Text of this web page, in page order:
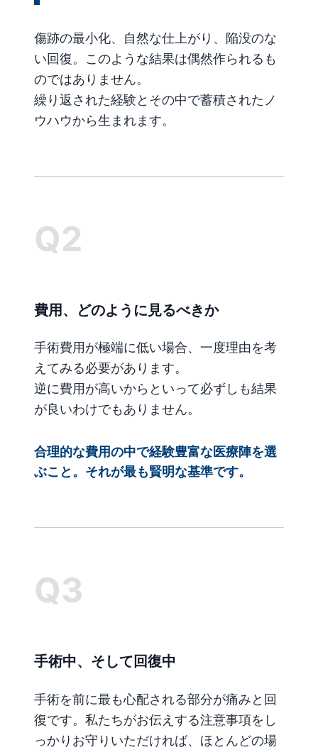
傷跡の最小化、自然な仕上がり、陥没のな
い回復。このような結果は偶然作られるも
のではありません。
繰り返された経験とその中で蓄積されたノ
ウハウから生まれます。
Q2
費用、どのように見るべきか
手術費用が極端に低い場合、一度理由を考
えてみる必要があります。
逆に費用が高いからといって必ずしも結果
が良いわけでもありません。
合理的な費用の中で経験豊富な医療陣を選
ぶこと。それが最も賢明な基準です。
Q3
手術中、そして回復中
手術を前に最も心配される部分が痛みと回
復です。私たちがお伝えする注意事項をし
っかりお守りいただければ、ほとんどの場